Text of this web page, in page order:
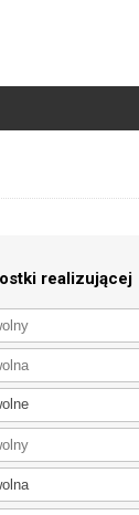
realizującej